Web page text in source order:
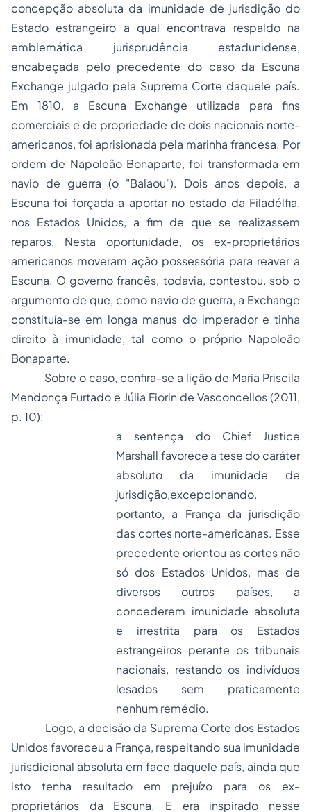
concepção absoluta da imunidade de jurisdição do
Estado estrangeiro a qual encontrava respaldo na
emblemática jurisprudência estadunidense,
encabeçada pelo precedente do caso da Escuna
Exchange julgado pela Suprema Corte daquele país.
Em 1810, a Escuna Exchange utilizada para fins
comerciais e de propriedade de dois nacionais norte-
americanos, foi aprisionada pela marinha francesa. Por
ordem de Napoleão Bonaparte, foi transformada em
navio de guerra (o "Balaou"). Dois anos depois, a
Escunafoi forçada a aportar no estado da Filadélfia,
nos Estados Unidos, a fim de que se realizassem
reparos. Nesta oportunidade, os ex-proprietários
americanos moveram ação possessória para reaver a
Escuna. O governo francês, todavia, contestou, sob o
argumento de que, como navio de guerra, a Exchange
constituía-se em longa manus do imperador e tinha
direito à imunidade, tal como o próprio Napoleão
Bonaparte.
Sobre o caso, confira-se a lição de Maria Priscila
Mendonça Furtado e Júlia Fiorin de Vasconcellos (2011,
p. 10):
a sentença do Chief Justice
Marshall favorece a tese do caráter
absoluto da imunidade de
jurisdição,excepcionando,
portanto, a França da jurisdição
das cortes norte-americanas. Esse
precedente orientou as cortes não
só dos Estados Unidos, mas de
diversos outros países, a
concederem imunidade absoluta
e irrestrita para os Estados
estrangeiros perante os tribunais
nacionais, restando os indivíduos
lesados sem praticamente
nenhum remédio.
Logo, a decisão da Suprema Corte dos Estados
Unidos favoreceu a França, respeitando sua imunidade
jurisdicional absoluta em face daquele país, ainda que
isto tenha resultado em prejuízo para os ex-
proprietários da Escuna. E era inspirado nesse